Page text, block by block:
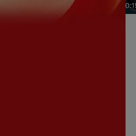
am Dienstag, dem 25.08.26 um